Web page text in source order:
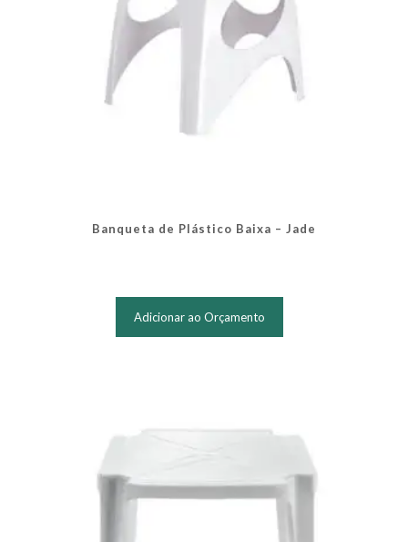
Banqueta de Plástico Baixa – Jade
Adicionar ao Orçamento